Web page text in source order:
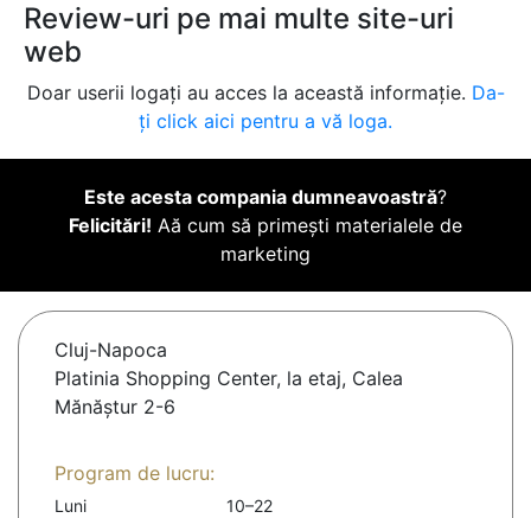
Review-uri pe mai multe site-uri
web
Doar userii logați au acces la această informație. Da-
ți click aici pentru a vă loga.
Este acesta compania dumneavoastră?
Felicitări! Aă cum să primești materialele de
marketing
Cluj-Napoca
Platinia Shopping Center, la etaj, Calea
Mănăștur 2-6
Program de lucru:
Luni
10–22